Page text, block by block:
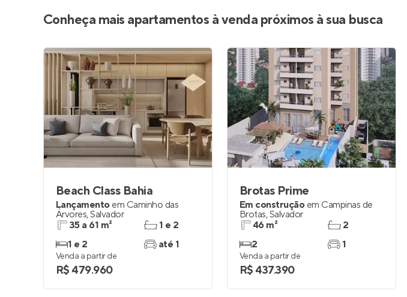
Conheça mais apartamentos à venda próximos à sua busca
Beach Class Bahia
Lançamento em Caminho das
Árvores,Salvador
35 a 61 m²
1 e 2
1 e 2
até 1
Venda a partir de
R$ 479.960
Brotas Prime
Em construção em Campinas de
Brotas,Salvador
46 m²
2
2
1
Venda a partir de
R$ 437.390